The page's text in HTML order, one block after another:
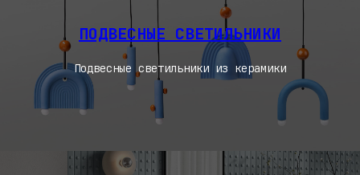
ПОДВЕСНЫЕ СВЕТИЛЬНИКИ
Подвесные светильники из керамики